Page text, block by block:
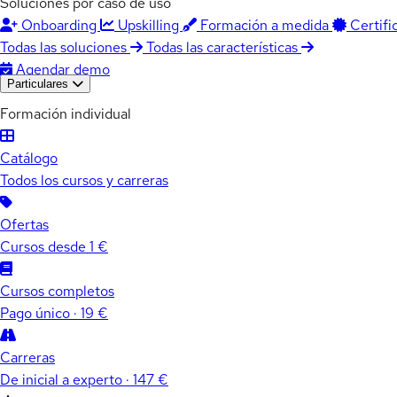
Onboarding
Upskilling Formación a medida
Todas las soluciones
Todas las características
Agendar demo
Particulares
Formación individual
Catálogo
Todos los cursos y carreras
Ofertas
Cursos desde 1 €
Cursos completos
Pago único · 19 €
Carreras
De inicial a experto · 147 €